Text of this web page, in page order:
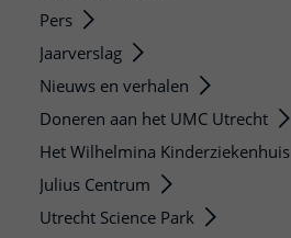
Pers
Jaarverslag
Nieuws en verhalen
Doneren aan het UMC Utrecht
Het Wilhelmina Kinderziekenhuis
Julius Centrum
Utrecht Science Park